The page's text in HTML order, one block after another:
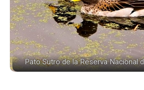
Pato Sutro de la Reserva Nacional